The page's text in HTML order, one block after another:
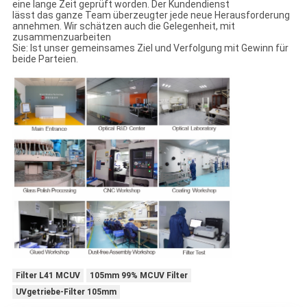
eine lange Zeit geprüft worden. Der Kundendienst
lässt das ganze Team überzeugter jede neue Herausforderung
annehmen. Wir schätzen auch die Gelegenheit, mit
zusammenzuarbeiten
Sie: Ist unser gemeinsames Ziel und Verfolgung mit Gewinn für
beide Parteien.
Filter L41 MCUV
105mm 99% MCUV Filter
UVgetriebe-Filter 105mm